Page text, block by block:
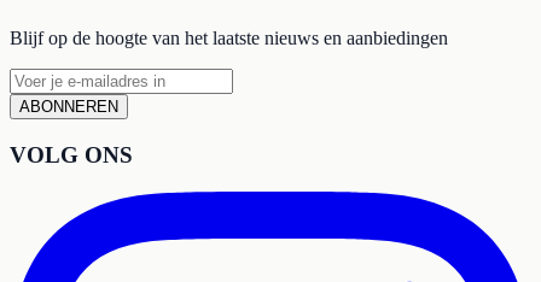
Blijf op de hoogte van het laatste nieuws en aanbiedingen
ABONNEREN
VOLG ONS